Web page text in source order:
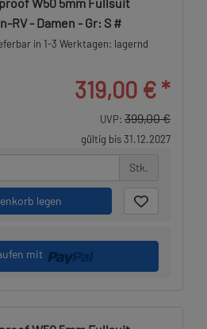
RV - Damen - Gr: S #
in 1-3 Werktagen: lagernd
319,00 € *
UVP: 399,00 €
gültig bis 31.12.2027
Stk.
legen
mit